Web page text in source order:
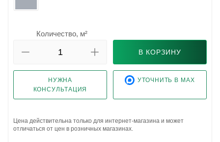
Количество, м²
В КОРЗИНУ
НУЖНА
КОНСУЛЬТАЦИЯ
УТОЧНИТЬ В MAX
Цена действительна только для интернет-магазина и может
отличаться от цен в розничных магазинах.